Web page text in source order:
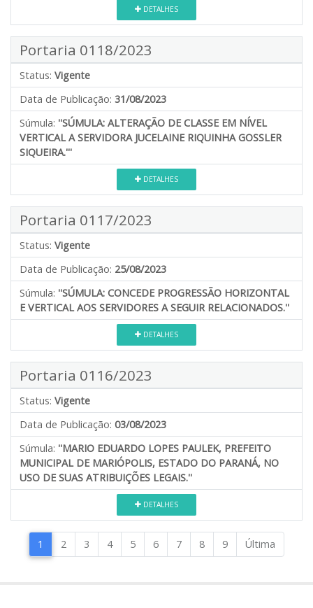
DETALHES
Portaria 0118/2023
Status: Vigente
Data de Publicação: 31/08/2023
Súmula: ''SÚMULA: ALTERAÇÃO DE CLASSE EM NÍVEL
VERTICAL A SERVIDORA JUCELAINE RIQUINHA GOSSLER
SIQUEIRA.'''
DETALHES
Portaria 0117/2023
Status: Vigente
Data de Publicação: 25/08/2023
Súmula: ''SÚMULA: CONCEDE PROGRESSÃO HORIZONTAL
E VERTICAL AOS SERVIDORES A SEGUIR RELACIONADOS.''
DETALHES
Portaria 0116/2023
Status: Vigente
Data de Publicação: 03/08/2023
Súmula: ''MARIO EDUARDO LOPES PAULEK, PREFEITO
MUNICIPAL DE MARIÓPOLIS, ESTADO DO PARANÁ, NO
USO DE SUAS ATRIBUIÇÕES LEGAIS.''
DETALHES
1 2 3 4 5 6 7 8 9 Última